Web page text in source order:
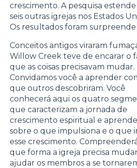
crescimento. A pesquisa
seis outras igrejas nos Estados
Os resultados foram
Conceitos antigos viraram
Willow Creek teve de encarar o
que as coisas precisavam mudar.
Convidamos você a aprender
que outros descobriram. Você
conhecerá aqui os quatro
que caracterizam a jornada de
crescimento espiritual e
sobre o que impulsiona e o que
esse crescimento.
que forma a igreja precisa
ajudar os membros a se